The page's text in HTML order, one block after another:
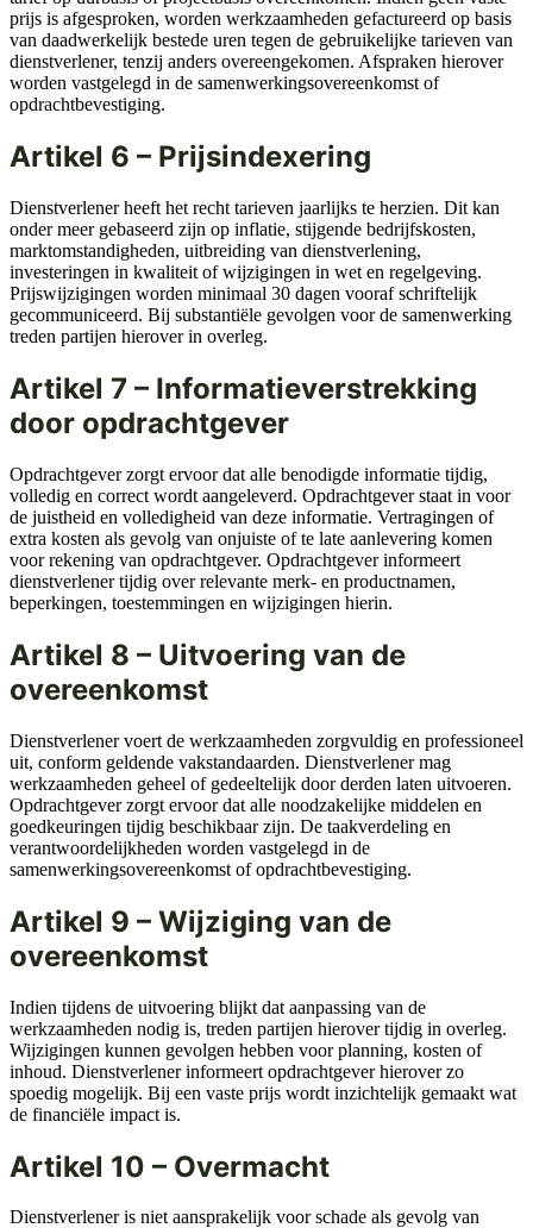
prijs is afgesproken, worden werkzaamheden gefactureerd op basis
van daadwerkelijk bestede uren tegen de gebruikelijke tarieven van
dienstverlener, tenzij anders overeengekomen. Afspraken hierover
worden vastgelegd in de samenwerkingsovereenkomst of
opdrachtbevestiging.
Artikel 6 – Prijsindexering
Dienstverlener heeft het recht tarieven jaarlijks te herzien. Dit kan
onder meer gebaseerd zijn op inflatie, stijgende bedrijfskosten,
marktomstandigheden, uitbreiding van dienstverlening,
investeringen in kwaliteit of wijzigingen in wet en regelgeving.
Prijswijzigingen worden minimaal 30 dagen vooraf schriftelijk
gecommuniceerd. Bij substantiële gevolgen voor de samenwerking
treden partijen hierover in overleg.
Artikel 7 – Informatieverstrekking
door opdrachtgever
Opdrachtgever zorgt ervoor dat alle benodigde informatie tijdig,
volledig en correct wordt aangeleverd. Opdrachtgever staat in voor
de juistheid en volledigheid van deze informatie. Vertragingen of
extra kosten als gevolg van onjuiste of te late aanlevering komen
voor rekening van opdrachtgever. Opdrachtgever informeert
dienstverlener tijdig over relevante merk- en productnamen,
beperkingen, toestemmingen en wijzigingen hierin.
Artikel 8 – Uitvoering van de
overeenkomst
Dienstverlener voert de werkzaamheden zorgvuldig en professioneel
uit, conform geldende vakstandaarden. Dienstverlener mag
werkzaamheden geheel of gedeeltelijk door derden laten uitvoeren.
Opdrachtgever zorgt ervoor dat alle noodzakelijke middelen en
goedkeuringen tijdig beschikbaar zijn. De taakverdeling en
verantwoordelijkheden worden vastgelegd in de
samenwerkingsovereenkomst of opdrachtbevestiging.
Artikel 9 – Wijziging van de
overeenkomst
Indien tijdens de uitvoering blijkt dat aanpassing van de
werkzaamheden nodig is, treden partijen hierover tijdig in overleg.
Wijzigingen kunnen gevolgen hebben voor planning, kosten of
inhoud. Dienstverlener informeert opdrachtgever hierover zo
spoedig mogelijk. Bij een vaste prijs wordt inzichtelijk gemaakt wat
de financiële impact is.
Artikel 10 – Overmacht
Dienstverlener is niet aansprakelijk voor schade als gevolg van